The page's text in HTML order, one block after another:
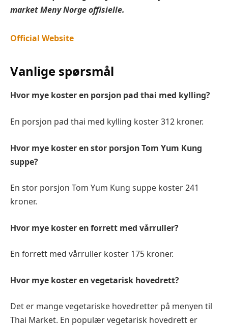
marketMeny Norge offisielle.
Official Website
Vanlige spørsmål
Hvor mye koster en porsjon pad thai med kylling?
En porsjon pad thai med kylling koster 312 kroner.
Hvor mye koster en stor porsjon Tom Yum Kung
suppe?
En stor porsjon Tom Yum Kung suppe koster 241
kroner.
Hvor mye koster en forrett med vårruller?
En forrett med vårruller koster 175 kroner.
Hvor mye koster en vegetarisk hovedrett?
Det er mange vegetariske hovedretter på menyen til
Thai Market. En populær vegetarisk hovedrett er